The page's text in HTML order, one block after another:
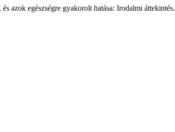
azok egészségre gyakorolt hatása: Irodalmi áttekintés.